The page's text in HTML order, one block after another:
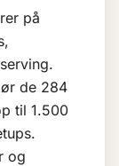
på
de 284
til 1.500
og